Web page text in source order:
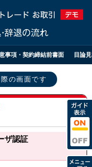
事項・ 契約締結前書面 目論
の画面です
ザ認証